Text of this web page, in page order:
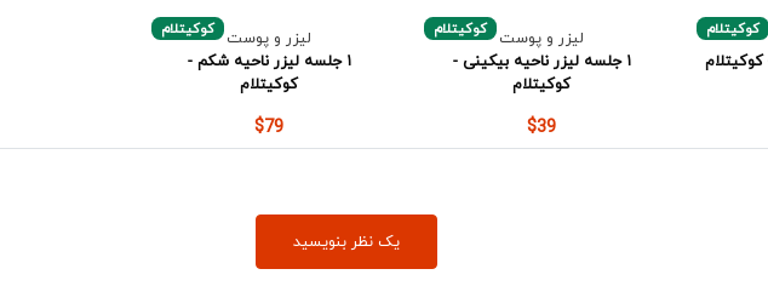
کوکیتلام کوکیتلام لیزر و پوست
۱ جلسه لیزر ناحیه بیکینی -
کوکیتلام
$39
کوکیتلام لیزر و پوست
۱ جلسه لیزر ناحیه شکم -
کوکیتلام
$79
یک نظر بنویسید